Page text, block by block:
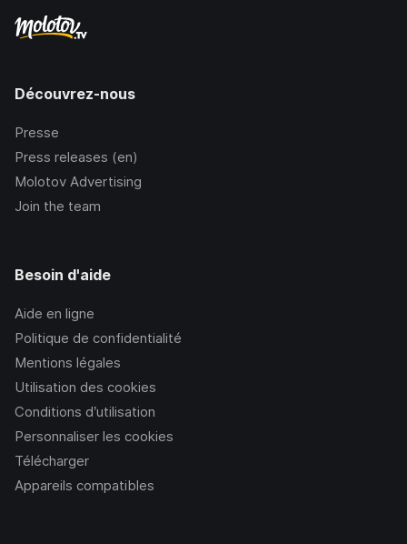
Découvrez-nous
Presse
Press releases (en)
Molotov Advertising
Join the team
Besoin d'aide
Aide en ligne
Politique de confidentialité
Mentions légales
Utilisation des cookies
Conditions d’utilisation
Personnaliser les cookies
Télécharger
Appareils compatibles